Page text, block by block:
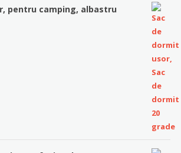
pentru camping, albastru